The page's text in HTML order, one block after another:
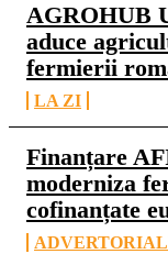
AGROHUB
aduce
fermierii
LA ZI
Finanțare
moderniza
cofinanțate